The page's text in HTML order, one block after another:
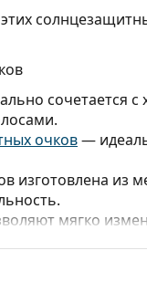
сочетается
очков—
изготовлена из
мягко